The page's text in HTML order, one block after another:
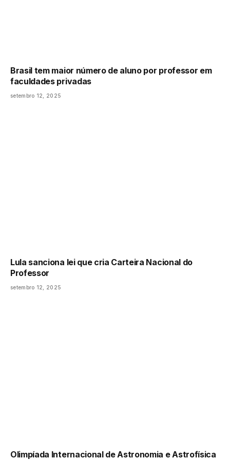
Brasil tem maior número de aluno por professor em
faculdades privadas
setembro 12, 2025
Lula sanciona lei que cria Carteira Nacional do
Professor
setembro 12, 2025
Olimpíada Internacional de Astronomia e Astrofísica